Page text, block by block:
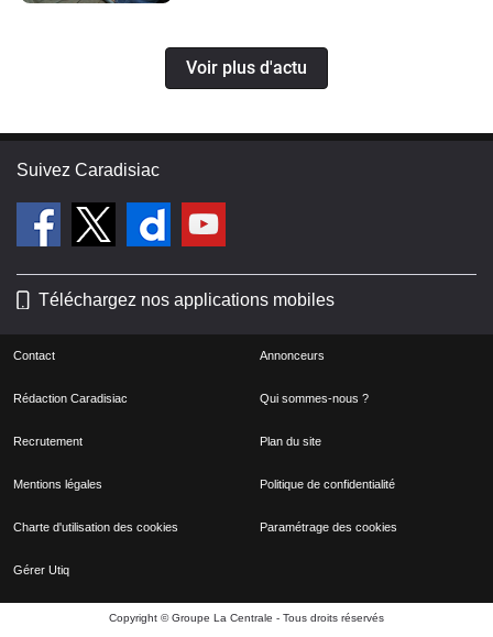
Voir plus d'actu
Suivez Caradisiac
Téléchargez nos applications mobiles
Contact Annonceurs
Rédaction Caradisiac Qui sommes-nous ?
Recrutement Plan du site
Mentions légales Politique de confidentialité
Charte d'utilisation des cookies Paramétrage des cookies
Gérer Utiq
Copyright © Groupe La Centrale - Tous droits réservés